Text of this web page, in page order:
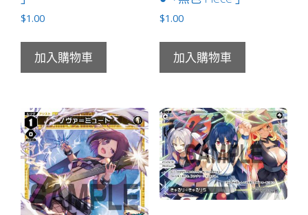
」
數
$1.00
加入購物車
$1.00
加入購物車